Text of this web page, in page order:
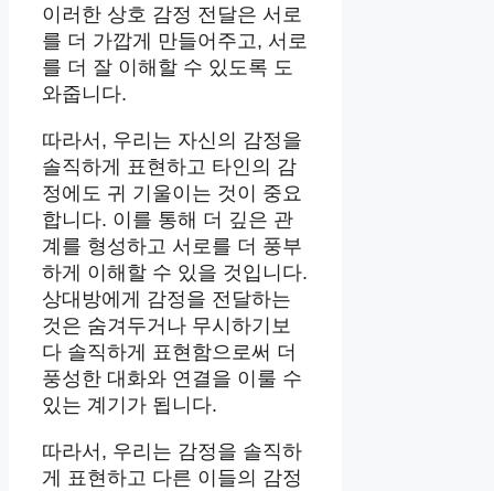
이러한 상호 감정 전달은 서로
를 더 가깝게 만들어주고, 서로
를 더 잘 이해할 수 있도록 도
와줍니다.
따라서, 우리는 자신의 감정을
솔직하게 표현하고 타인의 감
정에도 귀 기울이는 것이 중요
합니다. 이를 통해 더 깊은 관
계를 형성하고 서로를 더 풍부
하게 이해할 수 있을 것입니다.
상대방에게 감정을 전달하는
것은 숨겨두거나 무시하기보
다 솔직하게 표현함으로써 더
풍성한 대화와 연결을 이룰 수
있는 계기가 됩니다.
따라서, 우리는 감정을 솔직하
게 표현하고 다른 이들의 감정